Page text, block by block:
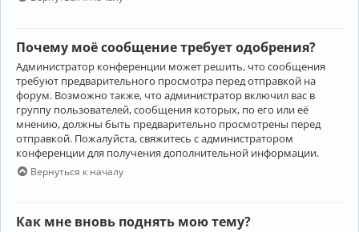
Почему моё сообщение требует одобрения?
Администратор конференции может решить, что сообщения
требуют предварительного просмотра перед отправкой на
форум. Возможно также, что администратор включил вас в
группу пользователей, сообщения которых, по его или её
мнению, должны быть предварительно просмотрены перед
отправкой. Пожалуйста, свяжитесь с администратором
конференции для получения дополнительной информации.
Вернуться к началу
Как мне вновь поднять мою тему?